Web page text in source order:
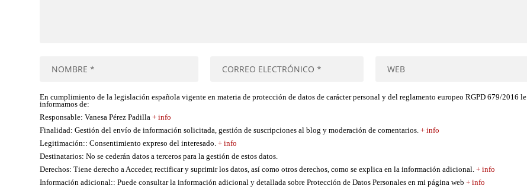
En cumplimiento de la legislación española vigente en materia de protección de datos de carácter personal y del reglamento europeo RGPD 679/2016 le
informamos de:
Responsable: Vanesa Pérez Padilla+ info
Finalidad: Gestión del envío de información solicitada, gestión de suscripciones al blog y moderación de comentarios.+ info
Legitimación:: Consentimiento expreso del interesado.+ info
Destinatarios: No se cederán datos a terceros para la gestión de estos datos.
Derechos: Tiene derecho a Acceder, rectificar y suprimir los datos, así como otros derechos, como se explica en la información adicional.+ info
Información adicional:: Puede consultar la información adicional y detallada sobre Protección de Datos Personales en mi página web+ info